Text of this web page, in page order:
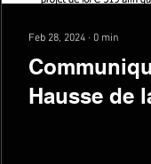
Feb 28, 2024 ∙ 0 min
Hausse de